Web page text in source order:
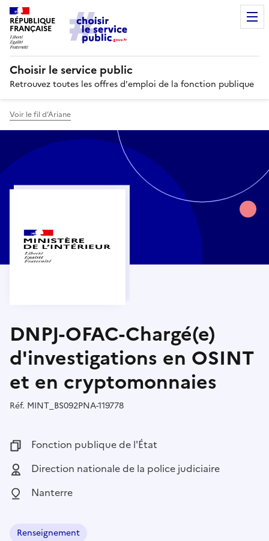
RÉPUBLIQUE
FRANÇAISE
Choisir le service public
Retrouvez toutes les offres d'emploi de la fonction publique
Voir le fil d’Ariane
DNPJ-OFAC-Chargé(e)
d'investigations en OSINT
et en cryptomonnaies
Réf. Référence :
MINT_BS092PNA-119778
Fonction publique :
Fonction publique de l'État
Employeur :
Direction nationale de la police judiciaire
Localisation :
Nanterre
Renseignement